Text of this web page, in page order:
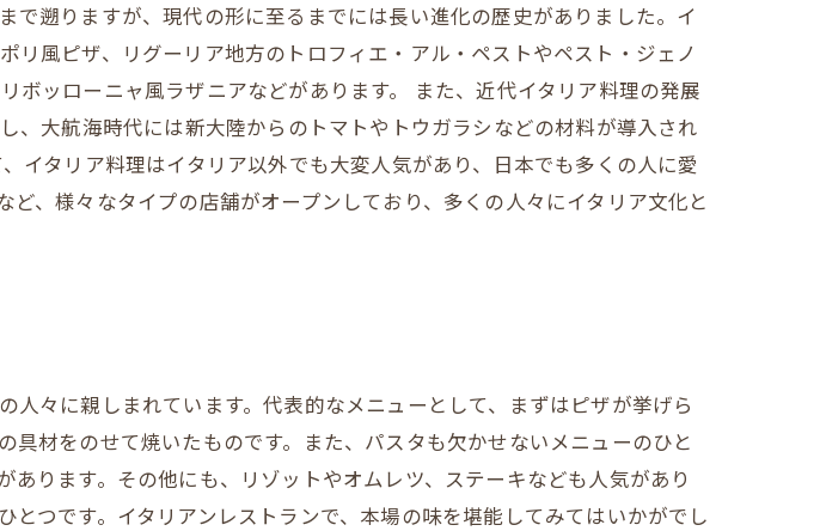
遡りますが、現代の形に至るまでには長い進化の歴史がありました。イ
風ピザ、リグーリア地方のトロフィエ・アル・ペストやペスト・ジェノ
ッローニャ風ラザニアなどがあります。 また、近代イタリア料理の発展
、大航海時代には新大陸からのトマトやトウガラシなどの材料が導入され
イタリア料理はイタリア以外でも大変人気があり、日本でも多くの人に愛
、様々なタイプの店舗がオープンしており、多くの人々にイタリア文化と
々に親しまれています。代表的なメニューとして、まずはピザが挙げら
材をのせて焼いたものです。また、パスタも欠かせないメニューのひと
ります。その他にも、リゾットやオムレツ、ステーキなども人気があり
つです。イタリアンレストランで、本場の味を堪能してみてはいかがでし